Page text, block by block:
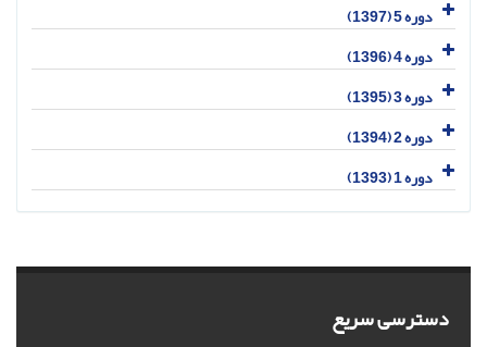
دوره 5 (1397)
دوره 4 (1396)
دوره 3 (1395)
دوره 2 (1394)
دوره 1 (1393)
دسترسی سریع